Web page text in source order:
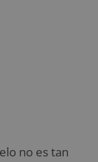
no es tan